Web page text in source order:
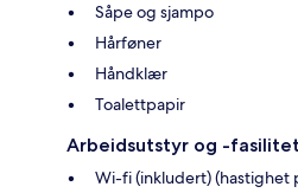
Såpe og sjampo
Hårføner
Håndklær
Toalettpapir
Arbeidsutstyr og -
Wi-fi (inkludert) (hastighet